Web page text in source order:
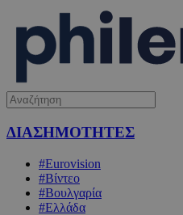
ΔΙΑΣΗΜΟΤΗΤΕΣ
#Eurovision
#Βίντεο
#Βουλγαρία
#Ελλάδα